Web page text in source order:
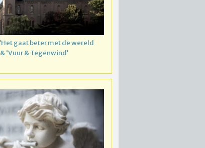
gaat beter met de wereld
‘Vuur & Tegenwind’